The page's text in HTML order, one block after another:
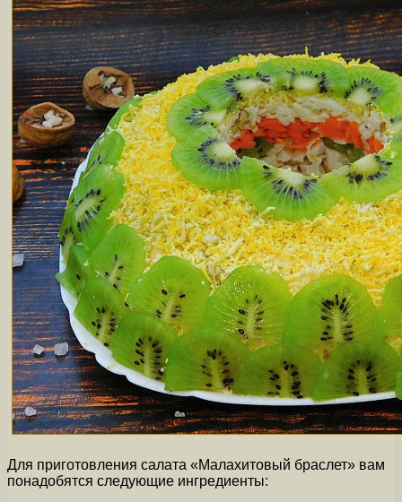
Для приготовления салата «Малахитовый браслет» вам
понадобятся следующие ингредиенты: